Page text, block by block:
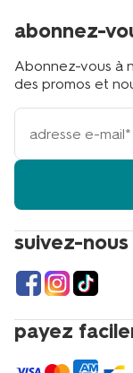
suivez-nous
payez
abonnez-
Abonnez-vous à
des promos et
votre
adresse